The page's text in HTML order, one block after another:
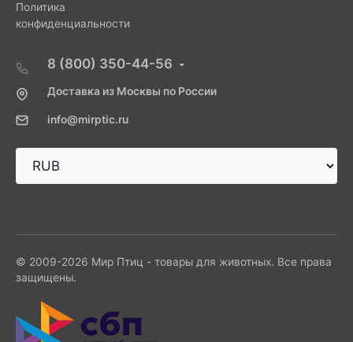
Политика
конфиденциальности
8 (800) 350-44-56
Доставка из Москвы по России
info@mirptic.ru
© 2009-2026 Мир Птиц - товары для животных. Все права
защищены.